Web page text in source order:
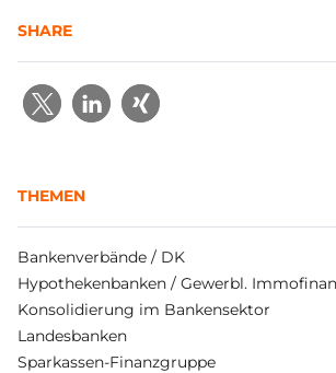
SHARE
THEMEN
Bankenverbände / DK
Hypothekenbanken / Gewerbl.
Konsolidierung im Bankensektor
Landesbanken
Sparkassen-Finanzgruppe